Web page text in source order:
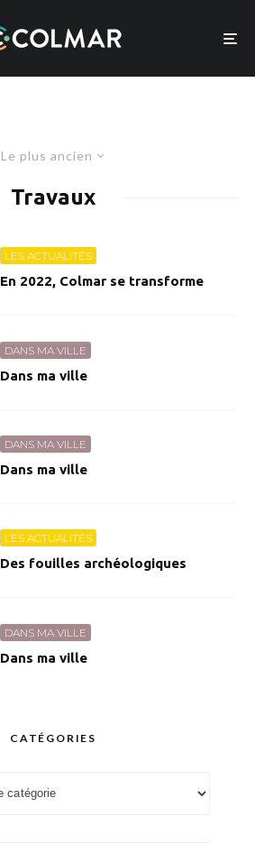
Le plus ancien
Travaux
LES ACTUALITÉS
En 2022, Colmar se transforme
DANS MA VILLE
Dans ma ville
DANS MA VILLE
Dans ma ville
LES ACTUALITÉS
Des fouilles archéologiques
DANS MA VILLE
Dans ma ville
CATÉGORIES